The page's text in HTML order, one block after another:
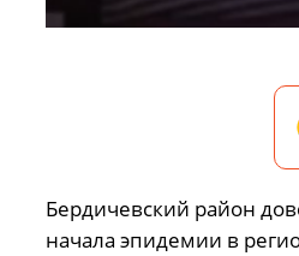
Бердичевский район
начала эпидемии в